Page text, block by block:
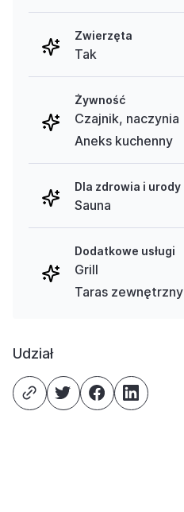
Zwierzęta
Tak
Żywność
Czajnik, naczynia
Aneks kuchenny
Dla zdrowia i urody
Sauna
Dodatkowe usługi
Grill
Taras zewnętrzny
Udział